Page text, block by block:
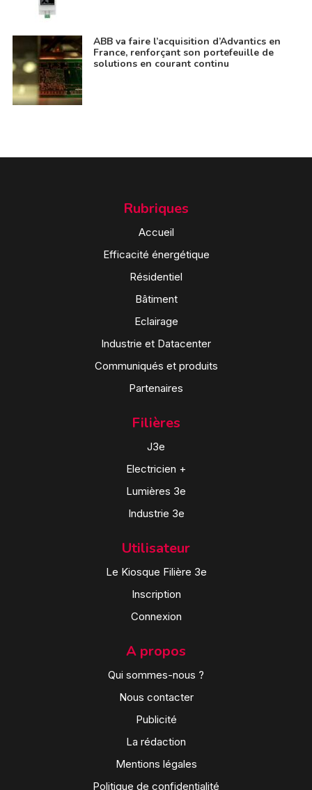
ABB va faire l’acquisition d’Advantics en
France, renforçant son portefeuille de
solutions en courant continu
Rubriques
Accueil
Efficacité énergétique
Résidentiel
Bâtiment
Eclairage
Industrie et Datacenter
Communiqués et produits
Partenaires
Filières
J3e
Electricien +
Lumières 3e
Industrie 3e
Utilisateur
Le Kiosque Filière 3e
Inscription
Connexion
A propos
Qui sommes-nous ?
Nous contacter
Publicité
La rédaction
Mentions légales
Politique de confidentialité